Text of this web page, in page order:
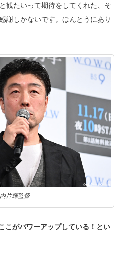
観たいって期待をしてくれた、そ
謝しかないです。ほんとうにあり
内片輝監督
こがパワーアップしている！とい